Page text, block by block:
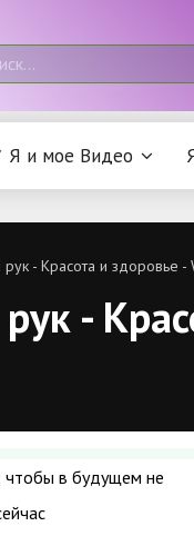
Я и мое Видео
- Красота и здоровье -
-
чтобы в будущем не